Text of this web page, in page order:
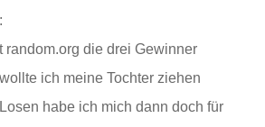
random.org die drei Gewinner
ich meine Tochter ziehen
habe ich mich dann doch für